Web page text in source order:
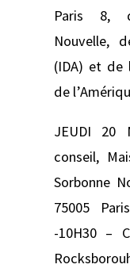
Paris 8,
Nouvelle,
(IDA) et de
de
JEUDI 20
conseil,
Sorbonne
75005
-10H30 –